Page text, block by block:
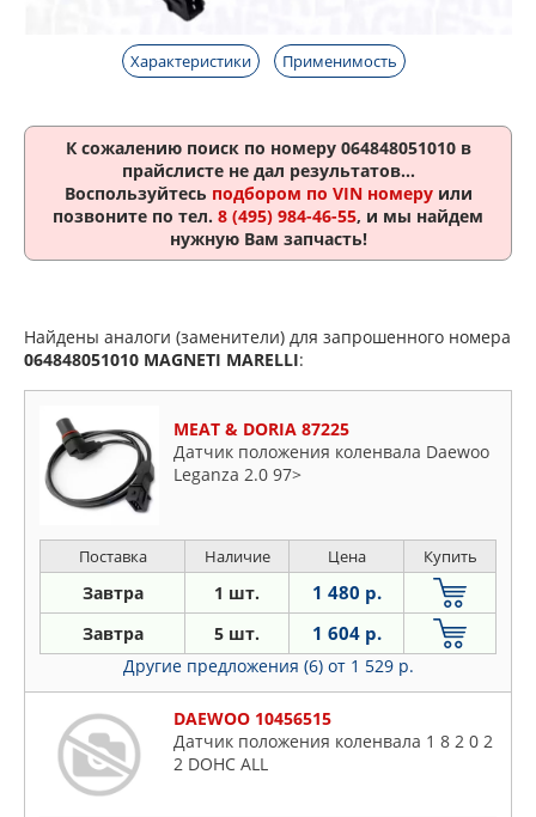
Характеристики Применимость
К сожалению поиск по номеру 064848051010в
прайслисте не дал результатов...
Воспользуйтесь подбором по VIN номеруили
позвоните по тел. 8 (495) 984-46-55, и мы найдем
нужную Вам запчасть!
Найдены аналоги (заменители) для запрошенного номера
064848051010 MAGNETI MARELLI:
MEAT & DORIA 87225
Датчик положения коленвала Daewoo
Leganza 2.0 97>
Поставка Наличие Цена Купить
Завтра 1 шт. 1 480 р.
Завтра 5 шт. 1 604 р.
Другие предложения (6) от 1 529 р.
DAEWOO 10456515
Датчик положения коленвала 1 8 2 0 2
2 DOHC ALL